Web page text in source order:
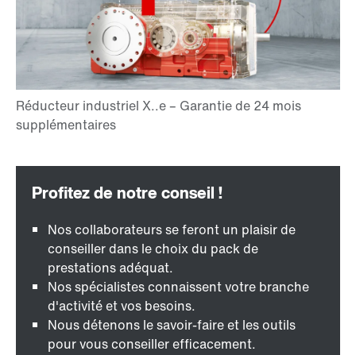
Nos collaborateurs se feront un plaisir de
conseiller dans le choix du pack de
prestations adéquat.
Nos spécialistes connaissent votre branche
d'activité et vos besoins.
Nous détenons le savoir-faire et les outils
pour vous conseiller efficacement.